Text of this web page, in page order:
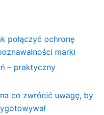
połączyć ochronę
marki
– praktyczny
co zwrócić uwagę, by